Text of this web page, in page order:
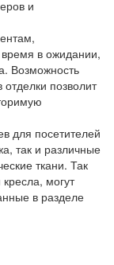
и
в ожидании,
Возможность
позволит
для посетителей
так и различные
ткани. Так
могут
в разделе